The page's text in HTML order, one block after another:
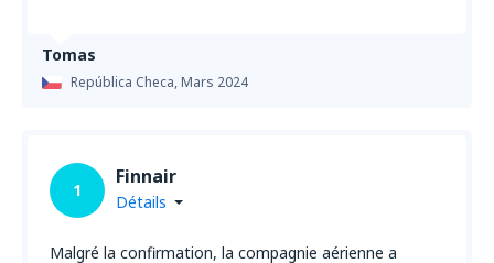
Tomas
República Checa,Mars 2024
1
Finnair
Détails
Malgré la confirmation, la compagnie aérienne a